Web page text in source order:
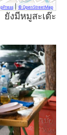
| © OpenStreetMap
งมีหมูสะเต๊ะ